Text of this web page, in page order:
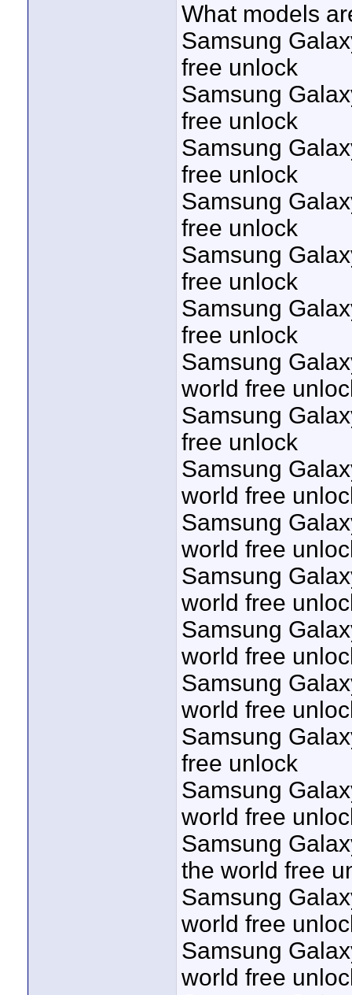
What models
Samsung
free unlock
Samsung
free unlock
Samsung
free unlock
Samsung
free unlock
Samsung
free unlock
Samsung
free unlock
Samsung
world free
Samsung
free unlock
Samsung
world free
Samsung
world free
Samsung
world free
Samsung
world free
Samsung
world free
Samsung
free unlock
Samsung
world free
Samsung
the world free
Samsung
world free
Samsung
world free